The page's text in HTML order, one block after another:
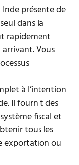
présente de
dans la
rapidement
Vous
à l’intention
Il fournit des
fiscal et
tous les
exportation ou